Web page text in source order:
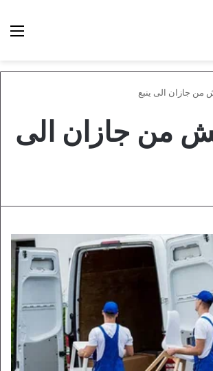
جازان الى ينبع
من جازان الى